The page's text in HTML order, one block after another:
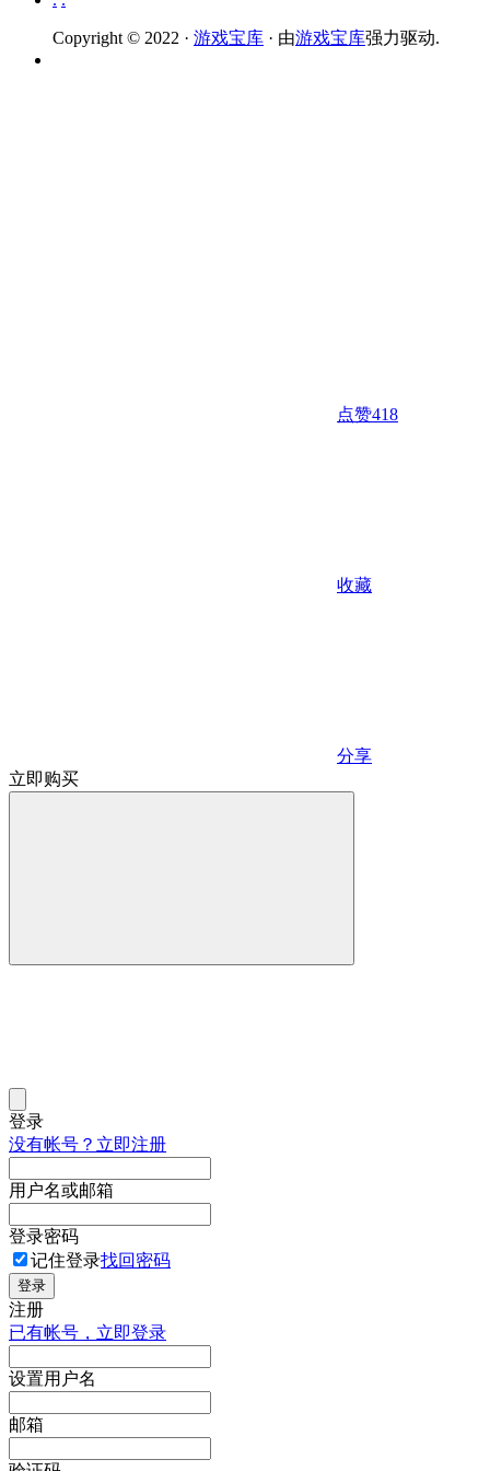
Copyright © 2022 · 游戏宝库 · 由游戏宝库强力驱动.
点赞418
收藏
分享
立即购买
登录
没有帐号？立即注册
用户名或邮箱
登录密码
记住登录找回密码
登录
注册
已有帐号，立即登录
设置用户名
邮箱